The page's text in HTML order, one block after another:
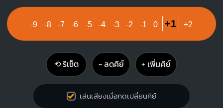
1
3
-9 -8 -7 -6 -5 -4 -3 -2 -1 0 +1 +2
⟲ รีเซ็ต − ลดคีย์ + เพิ่มคีย์
เล่นเสียงเมื่อกดเปลี่ยนคีย์